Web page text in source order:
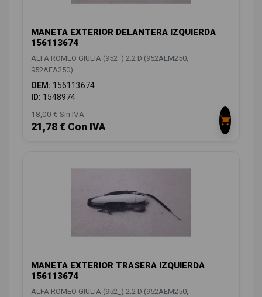
MANETA EXTERIOR DELANTERA IZQUIERDA
156113674
ALFA ROMEO GIULIA (952_) 2.2 D (952AEM250,
952AEA250)
OEM: 156113674
ID: 1548974
18,00 € Sin IVA
21,78 € Con IVA
MANETA EXTERIOR TRASERA IZQUIERDA
156113674
ALFA ROMEO GIULIA (952_) 2.2 D (952AEM250,